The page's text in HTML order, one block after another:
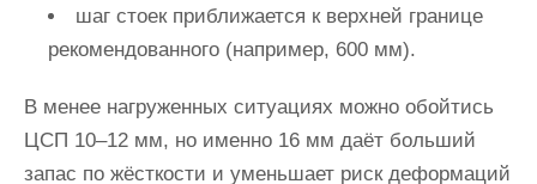
шаг стоек приближается к верхней границе
рекомендованного (например, 600 мм).
В менее нагруженных ситуациях можно обойтись
ЦСП 10–12 мм, но именно 16 мм даёт больший
запас по жёсткости и уменьшает риск деформаций